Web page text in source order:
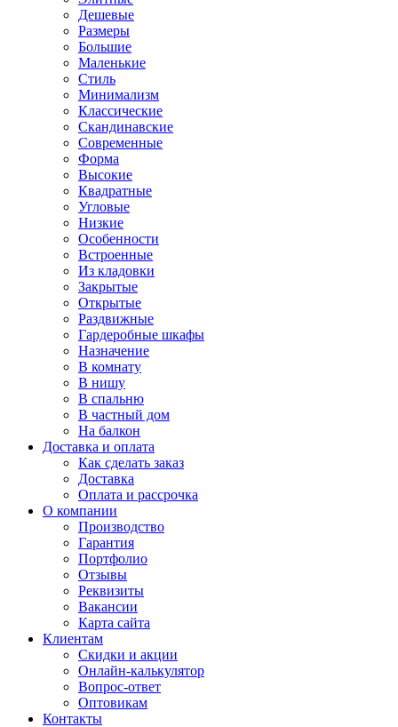
Дешевые
Размеры
Большие
Маленькие
Стиль
Минимализм
Классические
Скандинавские
Современные
Форма
Высокие
Квадратные
Угловые
Низкие
Особенности
Встроенные
Из кладовки
Закрытые
Открытые
Раздвижные
Гардеробные шкафы
Назначение
В комнату
В нишу
В спальню
В частный дом
На балкон
Доставка и оплата
Как сделать заказ
Доставка
Оплата и рассрочка
О компании
Производство
Гарантия
Портфолио
Отзывы
Реквизиты
Вакансии
Карта сайта
Клиентам
Скидки и акции
Онлайн-калькулятор
Вопрос-ответ
Оптовикам
Контакты